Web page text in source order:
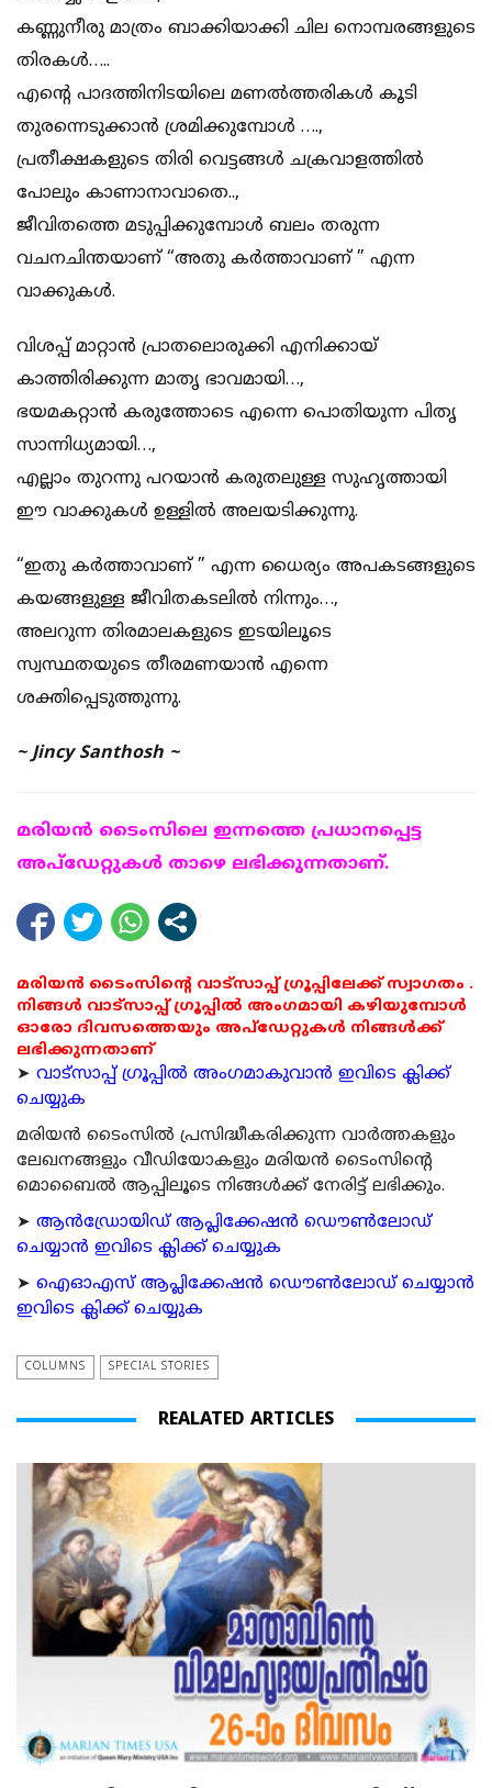
കണ്ണുനീരു മാത്രം ബാക്കിയാക്കി ചില നൊമ്പരങ്ങളുടെ
തിരകൾ…..
എൻ്റെ പാദത്തിനിടയിലെ മണൽത്തരികൾ കൂടി
തുരന്നെടുക്കാൻ ശ്രമിക്കുമ്പോൾ ….,
പ്രതീക്ഷകളുടെ തിരി വെട്ടങ്ങൾ ചക്രവാളത്തിൽ
പോലും കാണാനാവാതെ..,
ജീവിതത്തെ മടുപ്പിക്കുമ്പോൾ ബലം തരുന്ന
വചനചിന്തയാണ് “അതു കർത്താവാണ് ” എന്ന
വാക്കുകൾ.
വിശപ്പ് മാറ്റാൻ പ്രാതലൊരുക്കി എനിക്കായ്
കാത്തിരിക്കുന്ന മാതൃ ഭാവമായി…,
ഭയമകറ്റാൻ കരുത്തോടെ എന്നെ പൊതിയുന്ന പിതൃ
സാന്നിധ്യമായി…,
എല്ലാം തുറന്നു പറയാൻ കരുതലുള്ള സുഹൃത്തായി
ഈ വാക്കുകൾ ഉള്ളിൽ അലയടിക്കുന്നു.
“ഇതു കർത്താവാണ് ” എന്ന ധൈര്യം അപകടങ്ങളുടെ
കയങ്ങളുള്ള ജീവിതകടലിൽ നിന്നും…,
അലറുന്ന തിരമാലകളുടെ ഇടയിലൂടെ
സ്വസ്ഥതയുടെ തീരമണയാൻ എന്നെ
ശക്തിപ്പെടുത്തുന്നു.
~ Jincy Santhosh ~
മരിയന്‍ ടൈംസിലെ ഇന്നത്തെ പ്രധാനപ്പെട്ട
അപ്ഡേറ്റുകള്‍ താഴെ ലഭിക്കുന്നതാണ്.
മരിയൻ ടൈംസിന്റെ വാട്സാപ്പ് ഗ്രൂപ്പിലേക്ക് സ്വാഗതം .
നിങ്ങൾ വാട്സാപ്പ് ഗ്രൂപ്പിൽ അംഗമായി കഴിയുമ്പോൾ
ഓരോ ദിവസത്തെയും അപ്ഡേറ്റുകൾ നിങ്ങൾക്ക്
ലഭിക്കുന്നതാണ്
➤ വാട്സാപ്പ് ഗ്രൂപ്പിൽ അംഗമാകുവാൻ ഇവിടെ ക്ലിക്ക്
ചെയ്യുക
മരിയന്‍ ടൈംസില്‍ പ്രസിദ്ധീകരിക്കുന്ന വാര്‍ത്തകളും
ലേഖനങ്ങളും വീഡിയോകളും മരിയന്‍ ടൈംസിന്റെ
മൊബൈല്‍ ആപ്പിലൂടെ നിങ്ങള്‍ക്ക് നേരിട്ട് ലഭിക്കും.
➤ ആന്‍ഡ്രോയിഡ് ആപ്ലിക്കേഷന്‍ ഡൌണ്‍ലോഡ്
ചെയ്യാന്‍ ഇവിടെ ക്ലിക്ക് ചെയ്യുക
➤ ഐഓഎസ് ആപ്ലിക്കേഷന്‍ ഡൌണ്‍ലോഡ് ചെയ്യാന്‍
ഇവിടെ ക്ലിക്ക് ചെയ്യുക
COLUMNS SPECIAL STORIES
REALATED ARTICLES